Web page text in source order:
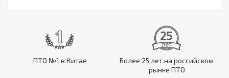
ПТО №1 в Китае
Более 25 лет на российском
рынке ПТО